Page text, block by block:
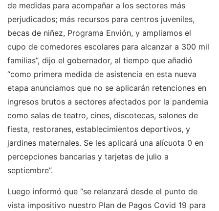
de medidas para acompañar a los sectores más
perjudicados; más recursos para centros juveniles,
becas de niñez, Programa Envión, y ampliamos el
cupo de comedores escolares para alcanzar a 300 mil
familias”, dijo el gobernador, al tiempo que añadió
“como primera medida de asistencia en esta nueva
etapa anunciamos que no se aplicarán retenciones en
ingresos brutos a sectores afectados por la pandemia
como salas de teatro, cines, discotecas, salones de
fiesta, restoranes, establecimientos deportivos, y
jardines maternales. Se les aplicará una alícuota 0 en
percepciones bancarias y tarjetas de julio a
septiembre”.
Luego informó que “se relanzará desde el punto de
vista impositivo nuestro Plan de Pagos Covid 19 para